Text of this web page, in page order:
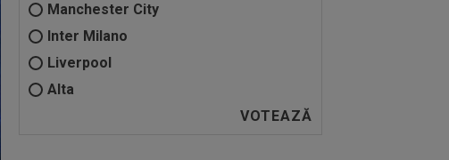
Manchester City
Inter Milano
Liverpool
Alta